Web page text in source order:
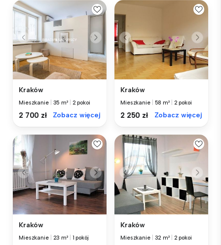
Kraków
Mieszkanie 35 m² 2 pokoi
2 700 zł Zobacz więcej
Kraków
Mieszkanie 58 m² 2 pokoi
2 250 zł Zobacz więcej
Kraków
Mieszkanie 23 m² 1 pokój
Kraków
Mieszkanie 32 m² 2 pokoi